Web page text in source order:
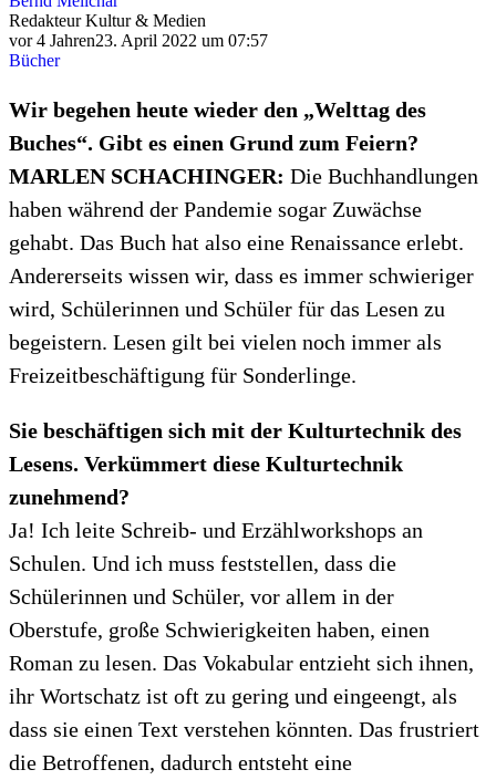
Redakteur Kultur & Medien
vor 4 Jahren23. April 2022 um 07:57
Bücher
Wir begehen heute wieder den „Welttag des
Buches“. Gibt es einen Grund zum Feiern?
MARLEN SCHACHINGER: Die Buchhandlungen
haben während der Pandemie sogar Zuwächse
gehabt. Das Buch hat also eine Renaissance erlebt.
Andererseits wissen wir, dass es immer schwieriger
wird, Schülerinnen und Schüler für das Lesen zu
begeistern. Lesen gilt bei vielen noch immer als
Freizeitbeschäftigung für Sonderlinge.
Sie beschäftigen sich mit der Kulturtechnik des
Lesens. Verkümmert diese Kulturtechnik
zunehmend?
Ja! Ich leite Schreib- und Erzählworkshops an
Schulen. Und ich muss feststellen, dass die
Schülerinnen und Schüler, vor allem in der
Oberstufe, große Schwierigkeiten haben, einen
Roman zu lesen. Das Vokabular entzieht sich ihnen,
ihr Wortschatz ist oft zu gering und eingeengt, als
dass sie einen Text verstehen könnten. Das frustriert
die Betroffenen, dadurch entsteht eine